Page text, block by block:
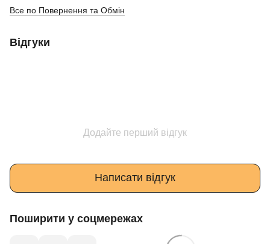
Все по Повернення та Обмін
Відгуки
Додайте перший відгук
Написати відгук
Поширити у соцмережах